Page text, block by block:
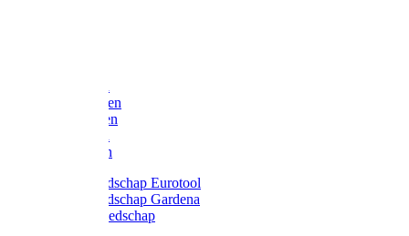
Gazonharken
Asfaltharken
Hooiharken
Handgereedschap Eurotool
Handgereedschap Gardena
Kindergereedschap